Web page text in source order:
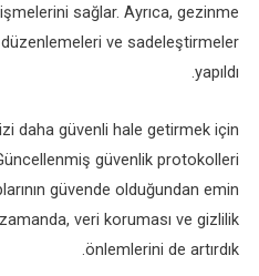
sağlar. Ayrıca, gezinme
ve sadeleştirmeler
yapıldı.
daha güvenli hale getirmek için
güvenlik protokolleri
güvende olduğundan emin
zamanda, veri koruması ve gizlilik
önlemlerini de artırdık.